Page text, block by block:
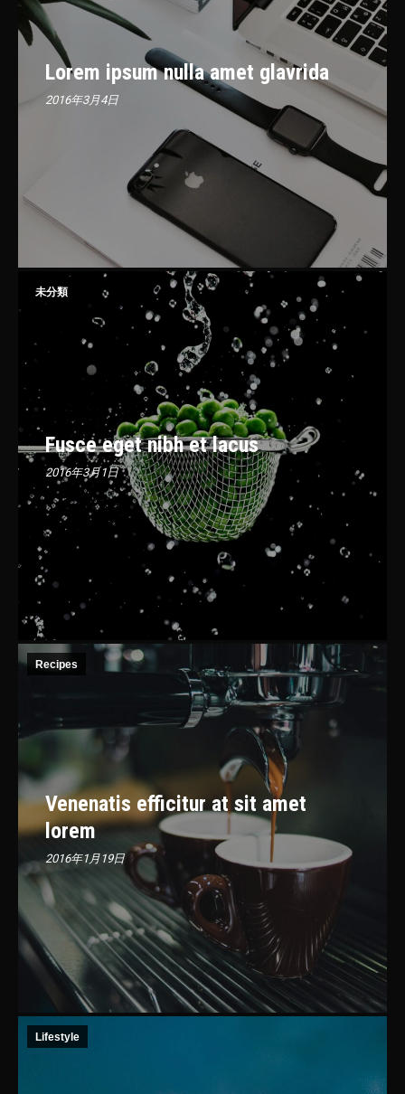
Lorem ipsum nulla amet glavrida
2016年3月4日
未分類
Fusce eget nibh et lacus
2016年3月1日
Recipes
Venenatis efficitur at sit amet
lorem
2016年1月19日
Lifestyle